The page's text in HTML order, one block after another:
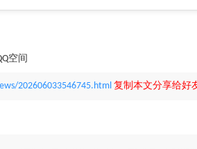
空间
202606033546745.html 复制本文分享给好